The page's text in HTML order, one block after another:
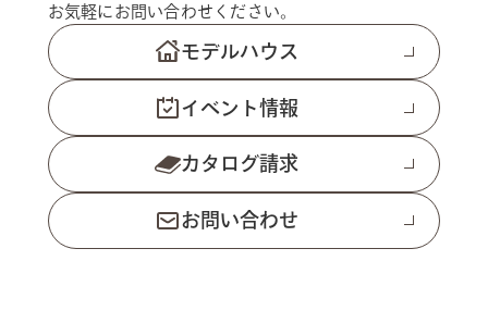
お気軽にお問い合わせください。
モデルハウス
イベント情報
カタログ請求
お問い合わせ